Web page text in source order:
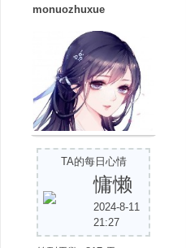
monuozhuxue
TA的每日心情
慵懒
2024-8-11
21:27